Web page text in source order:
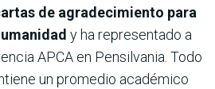
de agradecimiento para
y ha representado a
APCA en Pensilvania. Todo
un promedio académico